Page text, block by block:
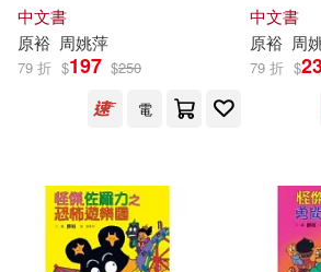
中文書
原裕 周姚萍
79 折 $197 $250
電
中文書
原裕 周
79 折 $